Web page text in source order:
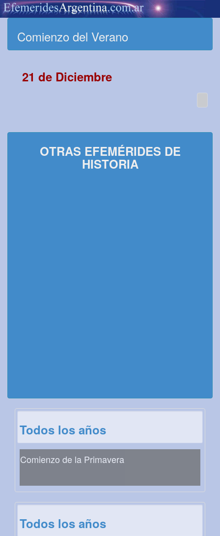
Comienzo del Verano
21 de Diciembre
OTRAS EFEMÉRIDES DE
HISTORIA
Todos los años
Comienzo de la Primavera
Todos los años